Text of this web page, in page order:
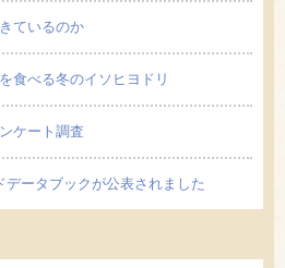
ているのか
食べる冬のイソヒヨドリ
ケート調査
ータブックが公表されました